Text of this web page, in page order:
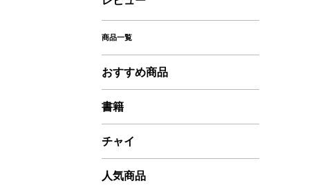
商品一覧
おすすめ商品
書籍
チャイ
人気商品